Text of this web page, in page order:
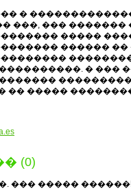
�
���, ��� �������
�����
������ ��
� ���
�� �����
(0)
��� �����